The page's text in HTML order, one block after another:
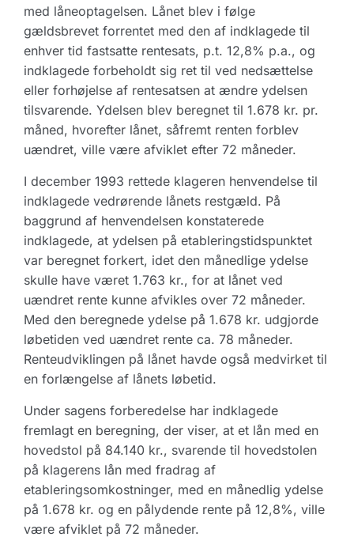
med låneoptagelsen. Lånet blev i følge
gældsbrevet forrentet med den af indklagede til
enhver tid fastsatte rentesats, p.t. 12,8% p.a., og
indklagede forbeholdt sig ret til ved nedsættelse
eller forhøjelse af rentesatsen at ændre ydelsen
tilsvarende. Ydelsen blev beregnet til 1.678 kr. pr.
måned, hvorefter lånet, såfremt renten forblev
uændret, ville være afviklet efter 72 måneder.
I december 1993 rettede klageren henvendelse til
indklagede vedrørende lånets restgæld. På
baggrund af henvendelsen konstaterede
indklagede, at ydelsen på etableringstidspunktet
var beregnet forkert, idet den månedlige ydelse
skulle have været 1.763 kr., for at lånet ved
uændret rente kunne afvikles over 72 måneder.
Med den beregnede ydelse på 1.678 kr. udgjorde
løbetiden ved uændret rente ca. 78 måneder.
Renteudviklingen på lånet havde også medvirket til
en forlængelse af lånets løbetid.
Under sagens forberedelse har indklagede
fremlagt en beregning, der viser, at et lån med en
hovedstol på 84.140 kr., svarende til hovedstolen
på klagerens lån med fradrag af
etableringsomkostninger, med en månedlig ydelse
på 1.678 kr. og en pålydende rente på 12,8%, ville
være afviklet på 72 måneder.